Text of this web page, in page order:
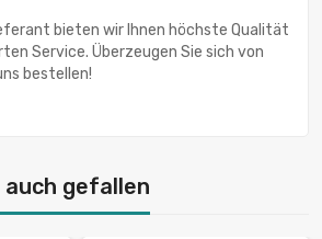
bieten wir Ihnen höchste Qualität
Service. Überzeugen Sie sich von
bestellen!
gefallen